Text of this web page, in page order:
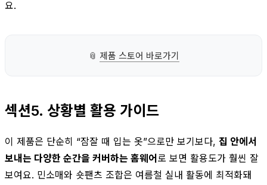
요.
📎 제품 스토어 바로가기
섹션5. 상황별 활용 가이드
이 제품은 단순히 “잠잘 때 입는 옷”으로만 보기보다, 집 안에서
보내는 다양한 순간을 커버하는 홈웨어로 보면 활용도가 훨씬 잘
보여요. 민소매와 숏팬츠 조합은 여름철 실내 활동에 최적화돼